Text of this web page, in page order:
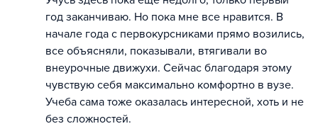
год заканчиваю. Но пока мне все нравится. В
начале года с первокурсниками прямо возились,
все объясняли, показывали, втягивали во
внеурочные движухи. Сейчас благодаря этому
чувствую себя максимально комфортно в вузе.
Учеба сама тоже оказалась интересной, хоть и не
без сложностей.